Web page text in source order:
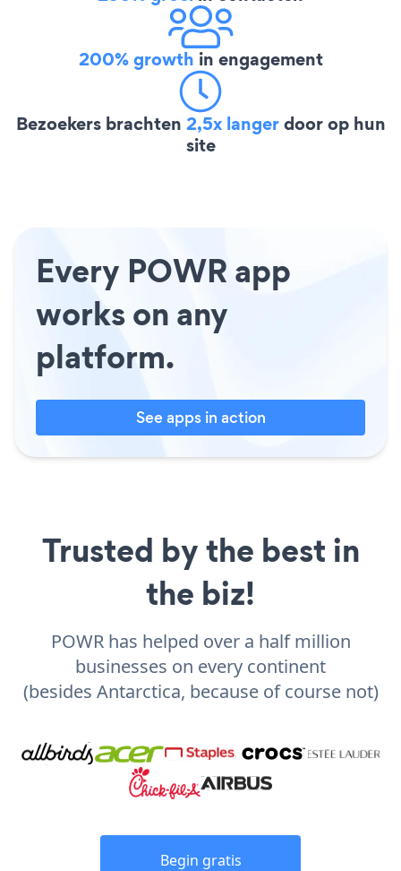
200% growth in engagement
Bezoekers brachten 2,5x langerdoor op hun
site
Every POWR app
works on any
platform.
See apps in action
Trusted by the best in
the biz!
POWR has helped over a half million
businesses on every continent
(besides Antarctica, because of course not)
Begin gratis